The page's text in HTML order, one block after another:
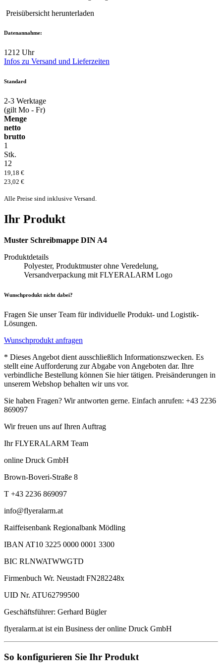
Preisübersicht herunterladen
Datenannahme:
1212 Uhr
Infos zu Versand und Lieferzeiten
Standard
2-3 Werktage
(gilt Mo - Fr)
Menge
netto
brutto
1
Stk.
12
19,18 €
23,02 €
Alle Preise sind inklusive Versand.
Ihr Produkt
Muster Schreibmappe DIN A4
Produktdetails
Polyester, Produktmuster ohne Veredelung,
Versandverpackung mit FLYERALARM Logo
Wunschprodukt nicht dabei?
Fragen Sie unser Team für individuelle Produkt- und Logistik-
Lösungen.
Wunschprodukt anfragen
* Dieses Angebot dient ausschließlich Informationszwecken. Es
stellt eine Aufforderung zur Abgabe von Angeboten dar. Ihre
verbindliche Bestellung können Sie hier tätigen. Preisänderungen in
unserem Webshop behalten wir uns vor.
Sie haben Fragen? Wir antworten gerne. Einfach anrufen: +43 2236
869097
Wir freuen uns auf Ihren Auftrag
Ihr FLYERALARM Team
online Druck GmbH
Brown-Boveri-Straße 8
T +43 2236 869097
info@flyeralarm.at
Raiffeisenbank Regionalbank Mödling
IBAN AT10 3225 0000 0001 3300
BIC RLNWATWWGTD
Firmenbuch Wr. Neustadt FN282248x
UID Nr. ATU62799500
Geschäftsführer: Gerhard Bügler
flyeralarm.at ist ein Business der online Druck GmbH
So konfigurieren Sie Ihr Produkt